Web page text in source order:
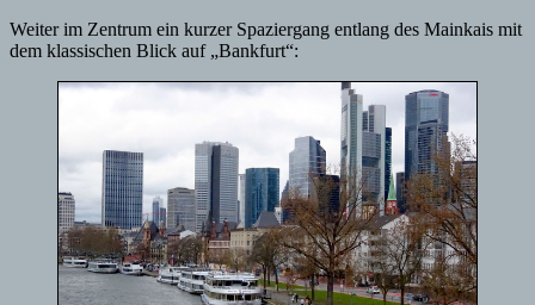
Weiter im Zentrum ein kurzer Spaziergang entlang des Mainkais mit
dem klassischen Blick auf „Bankfurt“: